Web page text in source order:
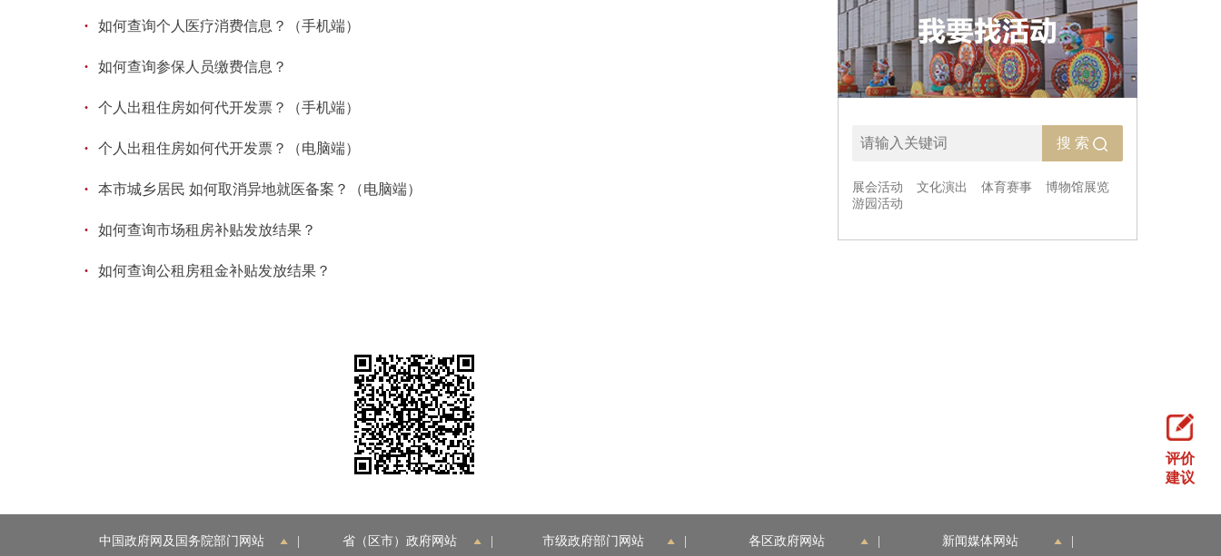
· 如何查询个人医疗消费信息？（手机端）
· 如何查询参保人员缴费信息？
· 个人出租住房如何代开发票？（手机端）
· 个人出租住房如何代开发票？（电脑端）
· 本市城乡居民 如何取消异地就医备案？（电脑端）
· 如何查询市场租房补贴发放结果？
· 如何查询公租房租金补贴发放结果？
评价
建议
中国政府网及国务院部门网站 省（区市）政府网站 市级政府部门网站 各区政府网站 新闻媒体网站